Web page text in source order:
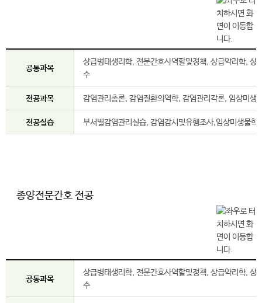
공통과목
상급병태생리학, 전문간호사역할및정책, 상급약리학,
수
전공과목 감염관리총론, 감염질환의역학, 감염관리각론, 임상미생
전공실습 부서별감염관리실습, 감염감시및유행조사,임상미생물
종양전문간호 전공
공통과목
상급병태생리학, 전문간호사역할및정책, 상급약리학,
수